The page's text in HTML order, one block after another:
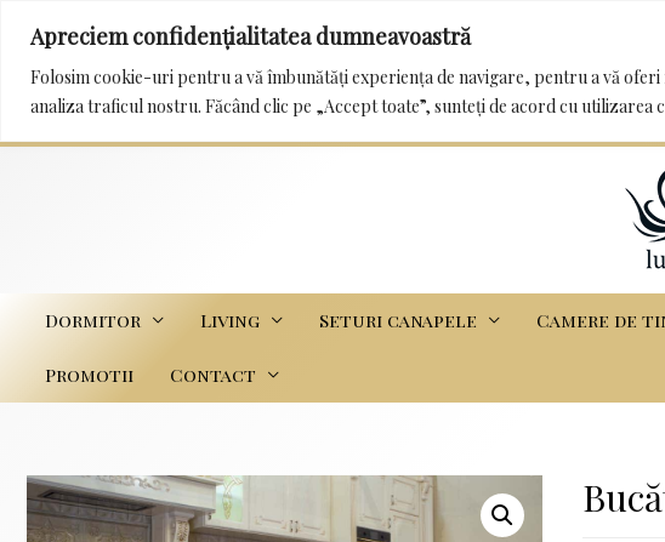
Apreciem confidențialitatea dumneavoastră
Folosim cookie-uri pentru a vă îmbunătăți experiența de navigare, pentru a vă
analiza traficul nostru. Făcând clic pe „Accept toate”, sunteți de acord cu utilizarea
0232 222 233 / 0745 989 114 mobila_trans@yahoo.com |
Dormitor Living Seturi canapele Camere de
Promotii Contact